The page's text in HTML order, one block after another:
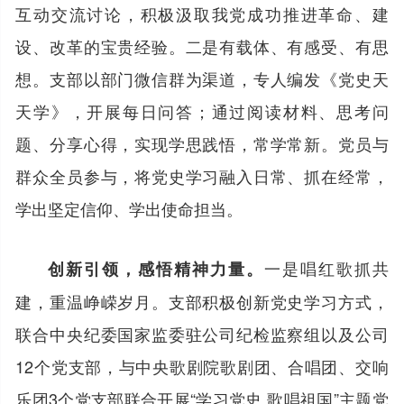
互动交流讨论，积极汲取我党成功推进革命、建
设、改革的宝贵经验。二是有载体、有感受、有思
想。支部以部门微信群为渠道，专人编发《党史天
天学》，开展每日问答；通过阅读材料、思考问
题、分享心得，实现学思践悟，常学常新。党员与
群众全员参与，将党史学习融入日常、抓在经常，
学出坚定信仰、学出使命担当。
创新引领，感悟精神力量。 一是唱红歌抓共
建，重温峥嵘岁月。支部积极创新党史学习方式，
联合中央纪委国家监委驻公司纪检监察组以及公司
12个党支部，与中央歌剧院歌剧团、合唱团、交响
乐团3个党支部联合开展“学习党史 歌唱祖国”主题党